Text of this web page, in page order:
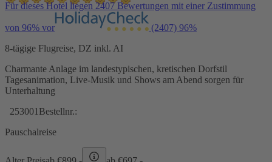
Für dieses Hotel liegen 2407 Bewertungen mit einer Zustimmung
von 96% vor (2407) 96%
8-tägige Flugreise, DZ inkl. AI
Charmante Anlage im landestypischen, kretischen Dorfstil
Tagesanimation, Live-Musik und Shows am Abend sorgen für
Unterhaltung
253001 Bestellnr.:
Pauschalreise